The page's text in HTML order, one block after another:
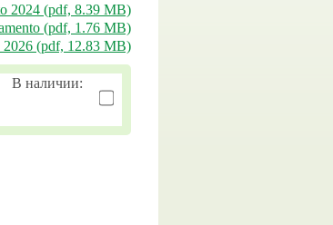
2024 (pdf, 8.39 MB)
(pdf, 1.76 MB)
2026 (pdf, 12.83 MB)
В наличии: